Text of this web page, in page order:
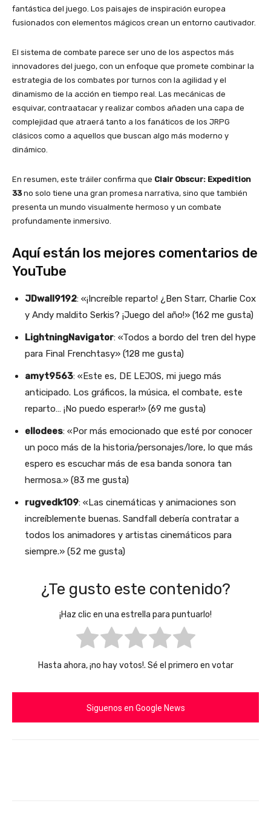
fantástica del juego. Los paisajes de inspiración europea
fusionados con elementos mágicos crean un entorno cautivador.
El sistema de combate parece ser uno de los aspectos más
innovadores del juego, con un enfoque que promete combinar la
estrategia de los combates por turnos con la agilidad y el
dinamismo de la acción en tiempo real. Las mecánicas de
esquivar, contraatacar y realizar combos añaden una capa de
complejidad que atraerá tanto a los fanáticos de los JRPG
clásicos como a aquellos que buscan algo más moderno y
dinámico.
En resumen, este tráiler confirma que Clair Obscur: Expedition
33no solo tiene una gran promesa narrativa, sino que también
presenta un mundo visualmente hermoso y un combate
profundamente inmersivo.
Aquí están los mejores comentarios de
YouTube
JDwall9192: «¡Increíble reparto! ¿Ben Starr, Charlie Cox
y Andy maldito Serkis? ¡Juego del año!» (162 me gusta)
LightningNavigator: «Todos a bordo del tren del hype
para Final Frenchtasy» (128 me gusta)
amyt9563: «Este es, DE LEJOS, mi juego más
anticipado. Los gráficos, la música, el combate, este
reparto… ¡No puedo esperar!» (69 me gusta)
ellodees: «Por más emocionado que esté por conocer
un poco más de la historia/personajes/lore, lo que más
espero es escuchar más de esa banda sonora tan
hermosa.» (83 me gusta)
rugvedk109: «Las cinemáticas y animaciones son
increíblemente buenas. Sandfall debería contratar a
todos los animadores y artistas cinemáticos para
siempre.» (52 me gusta)
¿Te gusto este contenido?
¡Haz clic en una estrella para puntuarlo!
Hasta ahora, ¡no hay votos!. Sé el primero en votar
Siguenos en Google News